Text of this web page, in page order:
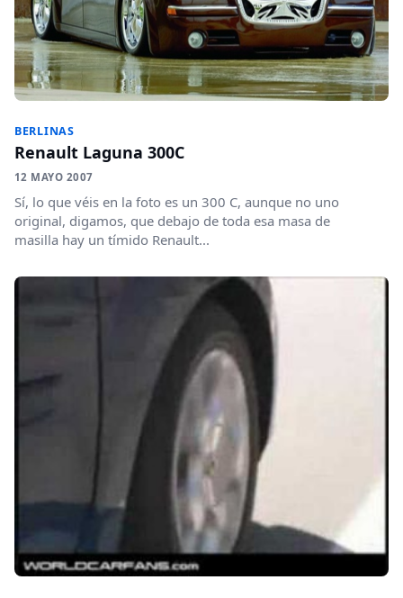
BERLINAS
Renault Laguna 300C
12 MAYO 2007
Sí, lo que véis en la foto es un 300 C, aunque no uno
original, digamos, que debajo de toda esa masa de
masilla hay un tímido Renault...